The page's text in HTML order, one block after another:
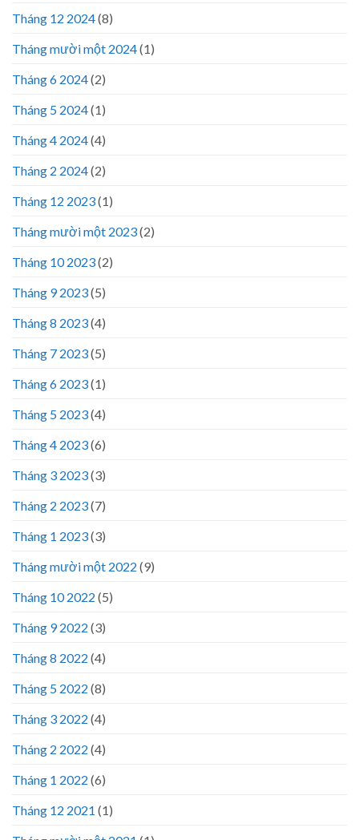
Tháng 12 2024(8)
Tháng mười một 2024(1)
Tháng 6 2024(2)
Tháng 5 2024(1)
Tháng 4 2024(4)
Tháng 2 2024(2)
Tháng 12 2023(1)
Tháng mười một 2023(2)
Tháng 10 2023(2)
Tháng 9 2023(5)
Tháng 8 2023(4)
Tháng 7 2023(5)
Tháng 6 2023(1)
Tháng 5 2023(4)
Tháng 4 2023(6)
Tháng 3 2023(3)
Tháng 2 2023(7)
Tháng 1 2023(3)
Tháng mười một 2022 (9)
Tháng 10 2022 (5)
Tháng 9 2022 (3)
Tháng 8 2022 (4)
Tháng 5 2022 (8)
Tháng 3 2022 (4)
Tháng 2 2022 (4)
Tháng 1 2022 (6)
Tháng 12 2021 (1)